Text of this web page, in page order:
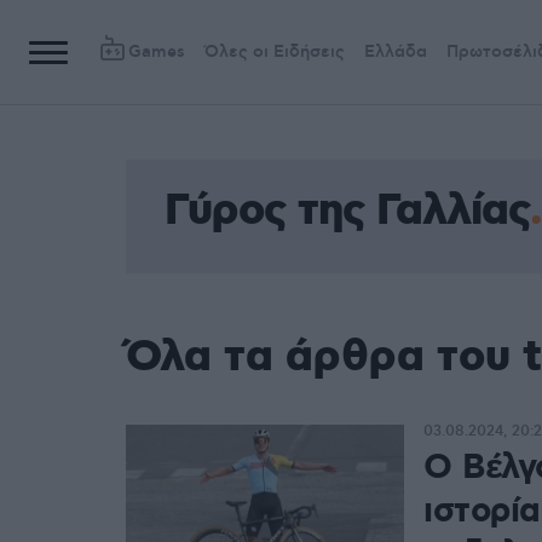
Games Όλες οι Ειδήσεις Ελλάδα
Γύρος της Γαλλίας
Όλα τα άρθρα του
Ο
03.08.2024,